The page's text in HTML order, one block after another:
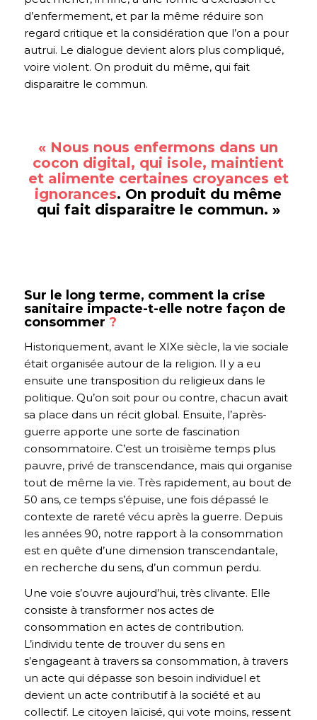
d’enfermement, et par la même réduire son
regard critique et la considération que l’on a pour
autrui. Le dialogue devient alors plus compliqué,
voire violent. On produit du même, qui fait
disparaitre le commun.
« Nous nous enfermons dans un
cocon digital, qui isole, maintient
et alimente certaines croyances et
ignorances. On produit du même
qui fait disparaitre le commun. »
Sur le long terme, comment la crise
sanitaire impacte-t-elle notre façon de
consommer ?
Historiquement, avant le XIXe siècle, la vie sociale
était organisée autour de la religion. Il y a eu
ensuite une transposition du religieux dans le
politique. Qu’on soit pour ou contre, chacun avait
sa place dans un récit global. Ensuite, l’après-
guerre apporte une sorte de fascination
consommatoire. C’est un troisième temps plus
pauvre, privé de transcendance, mais qui organise
tout de même la vie. Très rapidement, au bout de
50 ans, ce temps s’épuise, une fois dépassé le
contexte de rareté vécu après la guerre. Depuis
les années 90, notre rapport à la consommation
est en quête d’une dimension transcendantale,
en recherche du sens, d’un commun perdu.
Une voie s’ouvre aujourd’hui, très clivante. Elle
consiste à transformer nos actes de
consommation en actes de contribution.
L’individu tente de trouver du sens en
s’engageant à travers sa consommation, à travers
un acte qui dépasse son besoin individuel et
devient un acte contributif à la société et au
collectif. Le citoyen laïcisé, qui vote moins, ressent